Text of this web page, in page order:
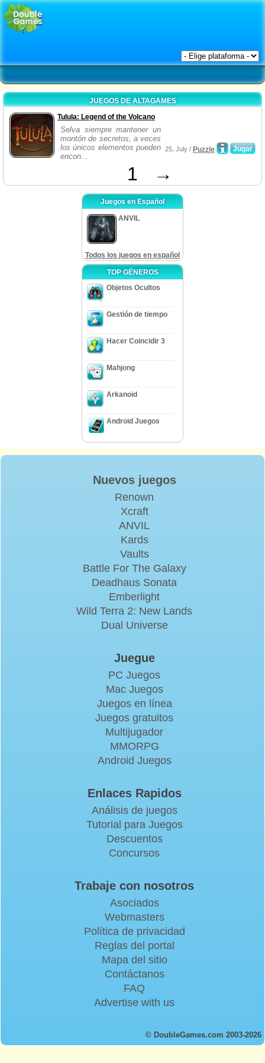
JUEGOS DE ALTAGAMES
Tulula: Legend of the Volcano
Selva siempre mantener un
montón de secretos, a veces
los únicos elementos pueden
encon...
Jugar
25, July / Puzzle
1 →
Juegos en Español
ANVIL
Todos los juegos en español
TOP GÉNEROS
Objetos Ocultos
Gestión de tiempo
Hacer Coincidir 3
Mahjong
Arkanoid
Android Juegos
Nuevos juegos
Renown
Xcraft
ANVIL
Kards
Vaults
Battle For The Galaxy
Deadhaus Sonata
Emberlight
Wild Terra 2: New Lands
Dual Universe
Juegue
PC Juegos
Mac Juegos
Juegos en línea
Juegos gratuitos
Multijugador
MMORPG
Android Juegos
Enlaces Rapidos
Análisis de juegos
Tutorial para Juegos
Descuentos
Concursos
Trabaje con nosotros
Asociados
Webmasters
Política de privacidad
Reglas del portal
Mapa del sitio
Contáctanos
FAQ
Advertise with us
© DoubleGames.com 2003-2026